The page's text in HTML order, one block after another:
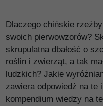
Dlaczego chińskie
swoich pierwowzorów?
skrupulatna dbałość o
roślin i zwierząt, a tak
ludzkich? Jakie
zawiera odpowiedź na te
kompendium wiedzy na